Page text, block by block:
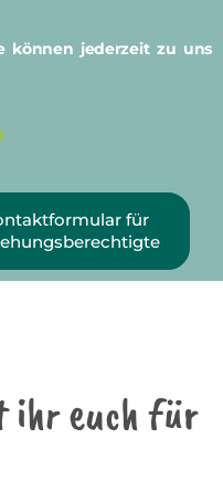
können jederzeit zu uns
für
ihr euch für